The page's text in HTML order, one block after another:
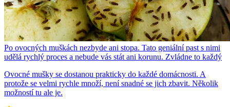
Po ovocných muškách nezbyde ani stopa. Tato geniální past s nimi
udělá rychlý proces a nebude vás stát ani korunu. Zvládne to každý
Ovocné mušky se dostanou prakticky do každé domácnosti. A
protože se velmi rychle množí, není snadné se jich zbavit. Několik
možností tu ale je.